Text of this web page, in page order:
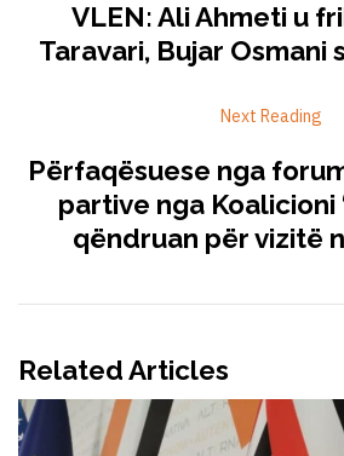
VLEN: Ali Ahmeti u
Taravari, Bujar Osmani
Next Reading
Përfaqësuese nga
partive nga Koalicioni
qëndruan për vizitë
Related Articles